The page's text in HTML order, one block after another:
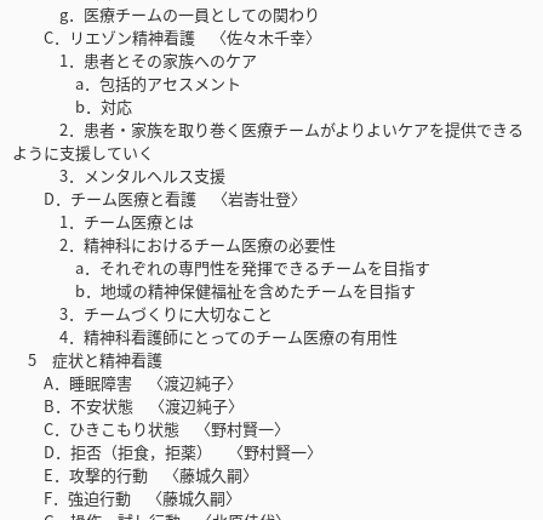
g．医療チームの一員としての関わり
C．リエゾン精神看護 〈佐々木千幸〉
1．患者とその家族へのケア
a．包括的アセスメント
b．対応
2．患者・家族を取り巻く医療チームがよりよいケアを提供できる
ように支援していく
3．メンタルヘルス支援
D．チーム医療と看護 〈岩㟢壮登〉
1．チーム医療とは
2．精神科におけるチーム医療の必要性
a．それぞれの専門性を発揮できるチームを目指す
b．地域の精神保健福祉を含めたチームを目指す
3．チームづくりに大切なこと
4．精神科看護師にとってのチーム医療の有用性
5 症状と精神看護
A．睡眠障害 〈渡辺純子〉
B．不安状態 〈渡辺純子〉
C．ひきこもり状態 〈野村賢一〉
D．拒否（拒食，拒薬） 〈野村賢一〉
E．攻撃的行動 〈藤城久嗣〉
F．強迫行動 〈藤城久嗣〉